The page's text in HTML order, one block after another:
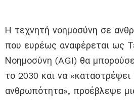
Η τεχνητή νοημοσύνη σε
που ευρέως αναφέρεται ως
Νοημοσύνη (AGI) θα
το 2030 και να «καταστρέψει
ανθρωπότητα», προέβλεψε